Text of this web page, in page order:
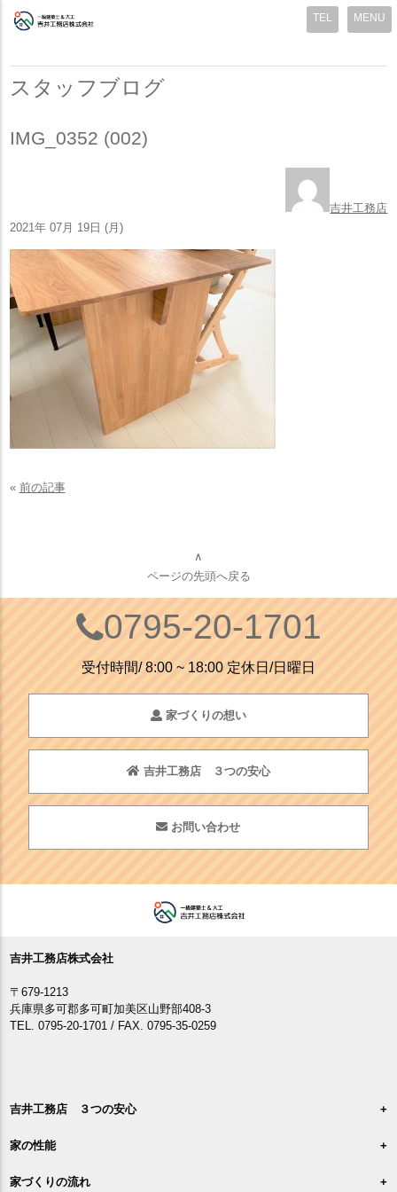
MENU
スタッフブログ
IMG_0352 (002)
吉井工務店
2021年 07月 19日 (月)
« 前の記事
∧
ページの先頭へ戻る
0795-20-1701
受付時間/ 8:00 ~ 18:00 定休日/日曜日
家づくりの想い
吉井工務店 ３つの安心
お問い合わせ
吉井工務店株式会社
〒679-1213
兵庫県多可郡多可町加美区山野部408-3
TEL. 0795-20-1701 / FAX. 0795-35-0259
吉井工務店 ３つの安心
家の性能
家づくりの流れ